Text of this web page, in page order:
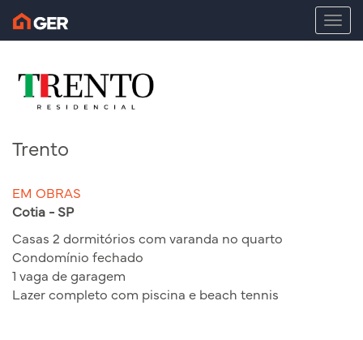
T
o
Trento
EM OBRAS
Cotia - SP
Casas 2 dormitórios com varanda no quarto
Condomínio fechado
1 vaga de garagem
Lazer completo com piscina e beach tennis